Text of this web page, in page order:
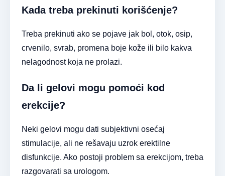
Kada treba prekinuti korišćenje?
Treba prekinuti ako se pojave jak bol, otok, osip,
crvenilo, svrab, promena boje kože ili bilo kakva
nelagodnost koja ne prolazi.
Da li gelovi mogu pomoći kod
erekcije?
Neki gelovi mogu dati subjektivni osećaj
stimulacije, ali ne rešavaju uzrok erektilne
disfunkcije. Ako postoji problem sa erekcijom, treba
razgovarati sa urologom.